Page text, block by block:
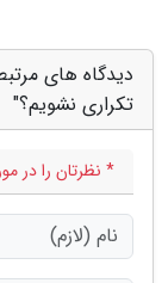
دیدگاه های
تکراری نشویم؟"
* نظرتان را در